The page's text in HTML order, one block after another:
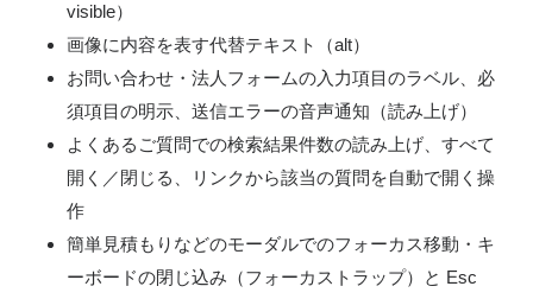
visible）
画像に内容を表す代替テキスト（alt）
お問い合わせ・法人フォームの入力項目のラベル、必
須項目の明示、送信エラーの音声通知（読み上げ）
よくあるご質問での検索結果件数の読み上げ、すべて
開く／閉じる、リンクから該当の質問を自動で開く操
作
簡単見積もりなどのモーダルでのフォーカス移動・キ
ーボードの閉じ込み（フォーカストラップ）と Esc